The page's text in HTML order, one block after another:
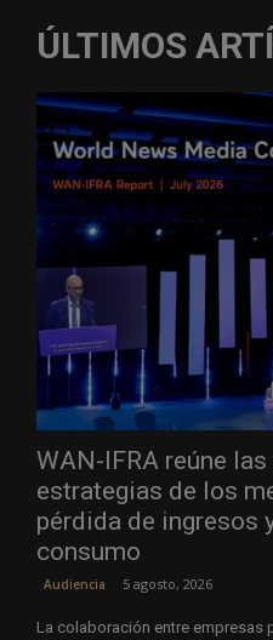
ÚLTIMOS
WAN-IFRA reúne
estrategias de los
pérdida de ingresos
consumo
Audiencia 5 agosto, 2026
La colaboración entre empresas